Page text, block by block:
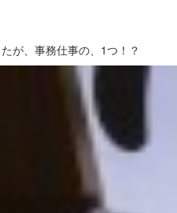
が、事務仕事の、1つ！？